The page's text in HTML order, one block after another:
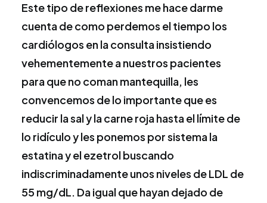
Este tipo de reflexiones me hace darme
cuenta de como perdemos el tiempo los
cardiólogos en la consulta insistiendo
vehementemente a nuestros pacientes
para que no coman mantequilla, les
convencemos de lo importante que es
reducir la sal y la carne roja hasta el límite de
lo ridículo y les ponemos por sistema la
estatina y el ezetrol buscando
indiscriminadamente unos niveles de LDL de
55 mg/dL. Da igual que hayan dejado de